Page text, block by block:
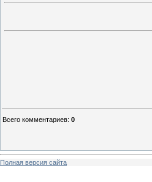
Всего комментариев: 0
Полная версия сайта